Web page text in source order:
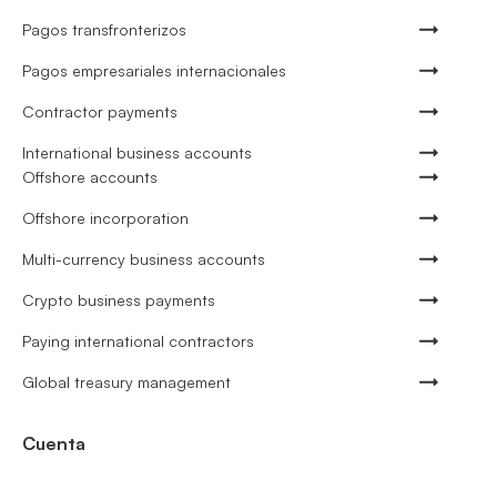
Pagos transfronterizos
Pagos empresariales internacionales
Contractor payments
International business accounts
Offshore accounts
Offshore incorporation
Multi-currency business accounts
Crypto business payments
Paying international contractors
Global treasury management
Cuenta